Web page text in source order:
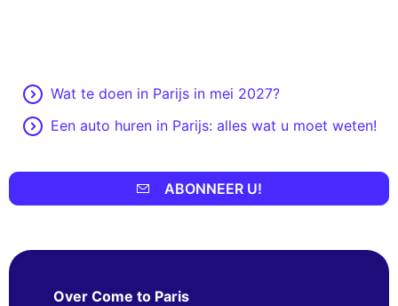
Wat te doen in Parijs in mei 2027?
Een auto huren in Parijs: alles wat u moet weten!
ABONNEER U!
Over Come to Paris